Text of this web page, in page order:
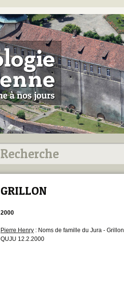
GRILLON
2000
Pierre Henry : Noms de famille du Jura - Grillon
QUJU 12.2.2000